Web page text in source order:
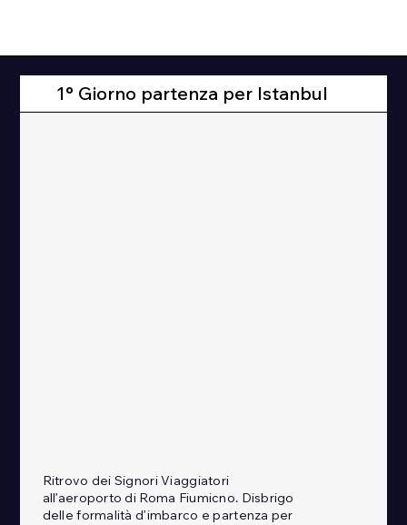
1° Giorno partenza per Istanbul
Ritrovo dei Signori Viaggiatori
all’aeroporto di Roma Fiumicno. Disbrigo
delle formalità d’imbarco e partenza per